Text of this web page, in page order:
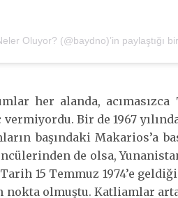
Oluyor? (@baydno)’in paylaştığı
her alanda,
Bir de 1967
başındaki
de olsa,
15 Temmuz 1974’e
nokta olmuştu. Katliamlar